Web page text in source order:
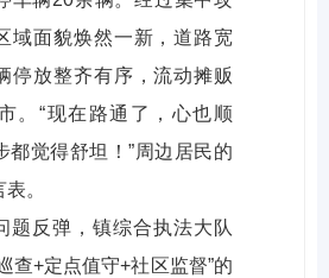
域面貌焕然一新，道路宽
停放整齐有序，流动摊贩
。“现在路通了，心也顺
都觉得舒坦！”周边居民的
。
题反弹，镇综合执法大队
查+定点值守+社区监督”的